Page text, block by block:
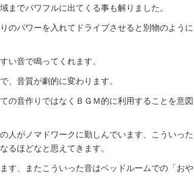
までパワフルに出てくる事も解りました。
のパワーを入れてドライブさせると別物のように
い音で鳴ってくれます。
、音質が劇的に変わります。
の音作りではなくＢＧＭ的に利用することを意図
人がノマドワークに勤しんでいます、こういった
るほどなと思えてきます。
す、またこういった音はベッドルームでの「おや